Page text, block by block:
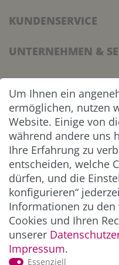
KUNDENSERVICE
UNTERNEHMEN &
INFORMATION
NEWSLETTER
ZAHLUNG &
Um Ihnen ein
ermöglichen, nutzen
Website. Einige von
während andere uns
Ihre Erfahrung zu
entscheiden, welche
dürfen, und die
konfigurieren“
Informationen zu
Cookies und Ihren
unserer
Impressum.
Essenziell